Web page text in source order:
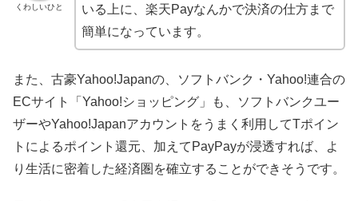
くわしいひと
いる上に、楽天Payなんかで決済の仕方まで
簡単になっています。
また、古豪Yahoo!Japanの、ソフトバンク・Yahoo!連合の
ECサイト「Yahoo!ショッピング」も、ソフトバンクユー
ザーやYahoo!Japanアカウントをうまく利用してTポイン
トによるポイント還元、加えてPayPayが浸透すれば、よ
り生活に密着した経済圏を確立することができそうです。